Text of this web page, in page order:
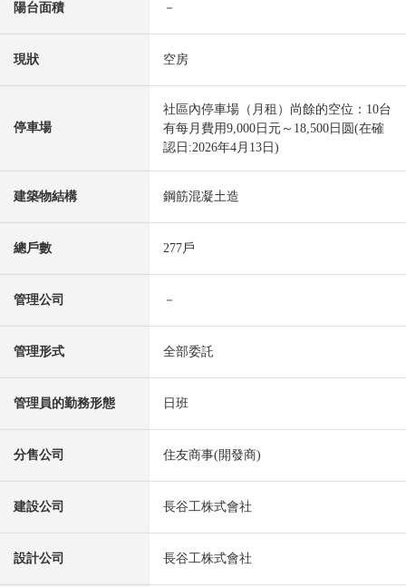
陽台面積 －
現狀 空房
停車場
社區內停車場（月租）尚餘的空位：10台
有每月費用9,000日元～18,500日圆(在確
認日:2026年4月13日)
建築物結構 鋼筋混凝土造
總戶數 277戶
管理公司 －
管理形式 全部委託
管理員的勤務形態 日班
分售公司 住友商事(開發商)
建設公司 長谷工株式會社
設計公司 長谷工株式會社